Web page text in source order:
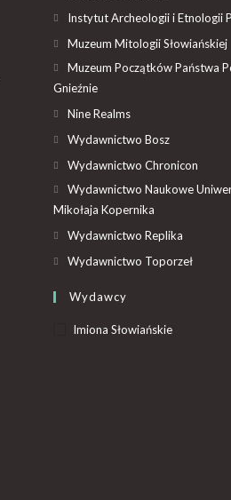
Instytut Archeologii i Etnologii
Muzeum Mitologii Słowiańskiej
Muzeum Początków Państwa
Gnieźnie
Nine Realms
Wydawnictwo Bosz
Wydawnictwo Chronicon
Wydawnictwo Naukowe
Mikołaja Kopernika
Wydawnictwo Replika
Wydawnictwo Toporzeł
Wydawcy
Imiona Słowiańskie